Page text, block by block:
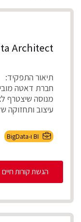
Architect
תיאור התפקיד:
מנוסה שיצטרף
עיצוב ותחזוקה
BI ו-BigData
הגשת קורות חיים